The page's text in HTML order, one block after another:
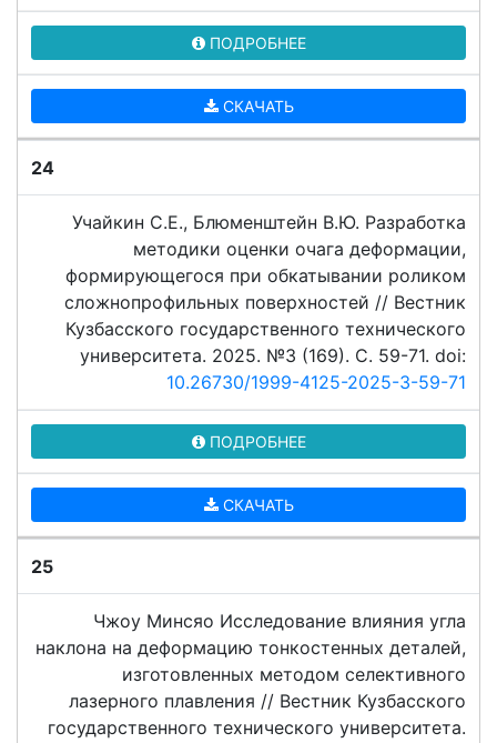
ПОДРОБНЕЕ
СКАЧАТЬ
24
Учайкин С.Е., Блюменштейн В.Ю. Разработка
методики оценки очага деформации,
формирующегося при обкатывании роликом
сложнопрофильных поверхностей // Вестник
Кузбасского государственного технического
университета. 2025. №3 (169). C. 59-71. doi:
10.26730/1999-4125-2025-3-59-71
ПОДРОБНЕЕ
СКАЧАТЬ
25
Чжоу Минсяо Исследование влияния угла
наклона на деформацию тонкостенных деталей,
изготовленных методом селективного
лазерного плавления // Вестник Кузбасского
государственного технического университета.